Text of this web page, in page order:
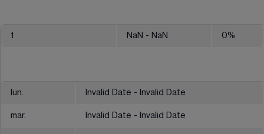
1 NaN - NaN 0%
lun. Invalid Date - Invalid Date
mar. Invalid Date - Invalid Date